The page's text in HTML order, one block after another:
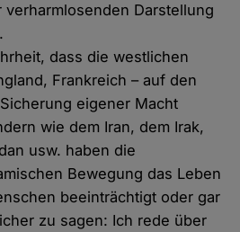
Darstellung
dass die westlichen
Frankreich – auf den
eigener Macht
wie dem Iran, dem Irak,
usw. haben die
Bewegung das Leben
beeinträchtigt oder gar
zu sagen: Ich rede über